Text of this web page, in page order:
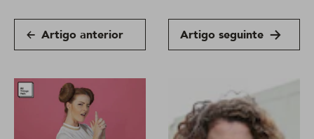
Artigo anterior Artigo seguinte